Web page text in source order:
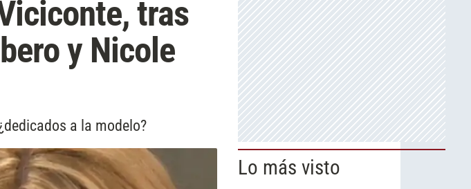
tras
y Nicole
a la modelo?
Lo más visto